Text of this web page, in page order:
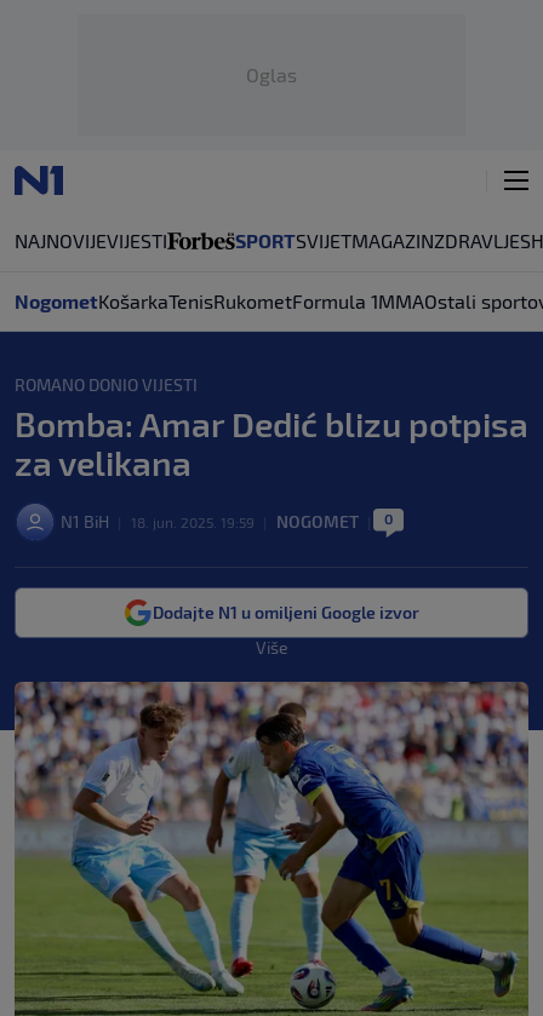
Oglas
NAJNOVIJEVIJESTI SPORTSVIJETMAGAZINZDRAVLJE
NogometKošarkaTenisRukometFormula 1MMAOstali
ROMANO DONIO VIJESTI
Bomba: Amar Dedić blizu potpisa
za velikana
N1 BiH 18. jun. 2025. 19:59 NOGOMET 0
Dodajte N1 u omiljeni Google izvor
Više